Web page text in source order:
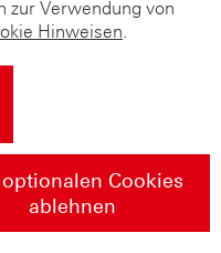
zur Verwendung von
Hinweisen.
Cookies
ablehnen